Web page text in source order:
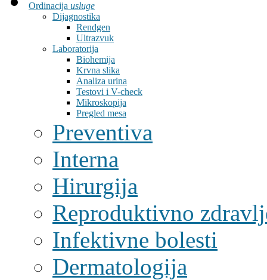
Ordinacija usluge
Dijagnostika
Rendgen
Ultrazvuk
Laboratorija
Biohemija
Krvna slika
Analiza urina
Testovi i V-check
Mikroskopija
Pregled mesa
Preventiva
Interna
Hirurgija
Reproduktivno
Infektivne bolesti
Dermatologija